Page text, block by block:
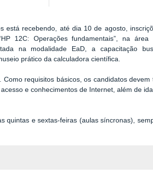
está recebendo, até dia 10 de agosto,
12C: Operações fundamentais”, na área
na modalidade EaD, a capacitação
prático da calculadora científica.
Como requisitos básicos, os candidatos devem
e conhecimentos de Internet, além de
quintas e sextas-feiras (aulas síncronas),